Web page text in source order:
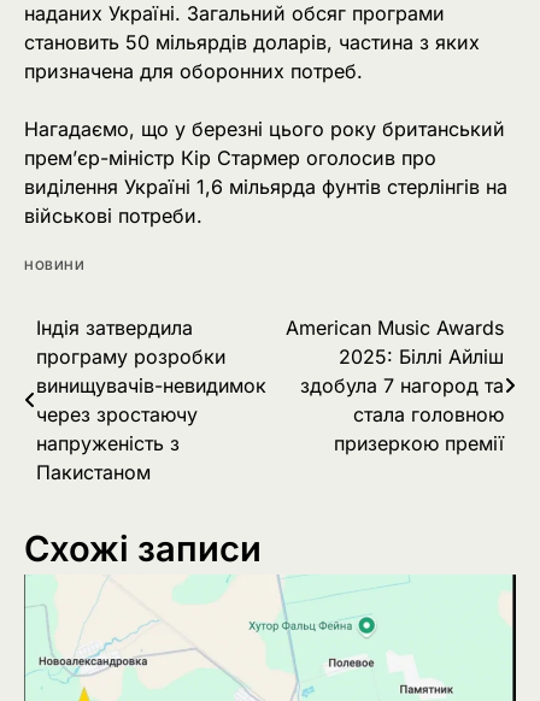
наданих Україні. Загальний обсяг програми
становить 50 мільярдів доларів, частина з яких
призначена для оборонних потреб.
Нагадаємо, що у березні цього року британський
прем’єр-міністр Кір Стармер оголосив про
виділення Україні 1,6 мільярда фунтів стерлінгів на
військові потреби.
НОВИНИ
Навігація
записів
Індія затвердила
програму розробки
винищувачів-невидимок
через зростаючу
напруженість з
Пакистаном
American Music Awards
2025: Біллі Айліш
здобула 7 нагород та
стала головною
призеркою премії
Схожі записи